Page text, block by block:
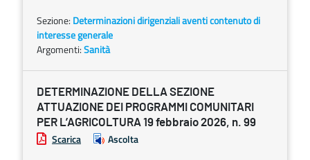
Sezione: Determinazioni dirigenziali aventi contenuto di
interesse generale
Argomenti:Sanità
DETERMINAZIONE DELLA SEZIONE
ATTUAZIONE DEI PROGRAMMI COMUNITARI
PER L’AGRICOLTURA 19 febbraio 2026, n. 99
Scarica Ascolta